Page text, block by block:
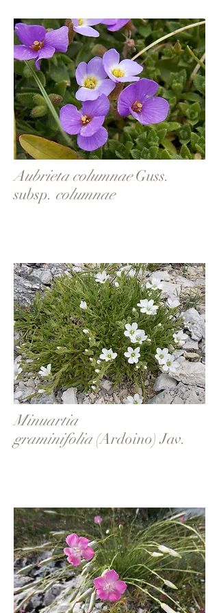
Aubrieta columnaeGuss.
subsp. columnae
Minuartia
graminifolia(Ardoino) Jav.